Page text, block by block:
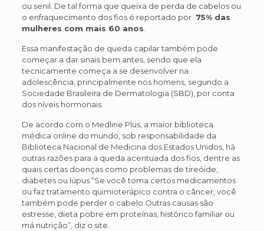
ou senil. De tal forma que queixa de perda de cabelos ou
o enfraquecimento dos fios é reportado por 75% das
mulheres com mais 60 anos
Essa manifestação de queda capilar também pode
começar a dar sinais bem antes, sendo que ela
tecnicamente começa a se desenvolver na
adolescência, principalmente nos homens, segundo a
Sociedade Brasileira de Dermatologia (SBD), por conta
dos níveis hormonais.
De acordo com o Medline Plus, a maior biblioteca
médica online do mundo, sob responsabilidade da
Biblioteca Nacional de Medicina dos Estados Unidos, há
outras razões para a queda acentuada dos fios, dentre as
quais certas doenças como problemas de tireóide,
diabetes ou lúpus.“Se você toma certos medicamentos
ou faz tratamento quimioterápico contra o câncer, você
também pode perder o cabelo.Outras causas são
estresse, dieta pobre em proteínas, histórico familiar ou
má nutrição”, diz o site.